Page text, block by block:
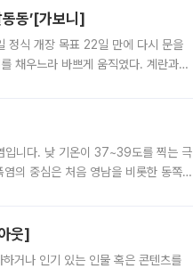
동’[가보니]
정식 개장 목표 22일 만에 다시 문을
채우느라 바쁘게 움직였다. 계란과
입니다. 낮 기온이 37~39도를 찍는 극
의 중심은 처음 영남을 비롯한 동쪽
웃]
거나 인기 있는 인물 혹은 콘텐츠를